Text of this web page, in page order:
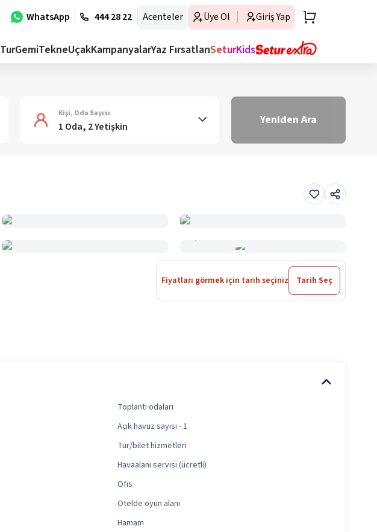
WhatsApp 444 28 22 Acenteler Üye Ol Giriş Yap
TurGemiTekneUçakKampanyalarYaz FırsatlarıSeturKids
Kişi, Oda Sayısı
1 Oda, 2 Yetişkin Yeniden Ara
Fiyatları görmek için tarih seçiniz Tarih Seç
Toplantı odaları
Açık havuz sayısı - 1
Tur/bilet hizmetleri
Havaalanı servisi (ücretli)
Ofis
Otelde oyun alanı
Hamam